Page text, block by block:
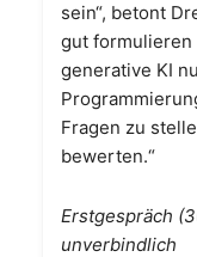
sein“, betont
gut formulieren
generative KI
Fragen zu
bewerten.“
Erstgespräch
unverbindlich